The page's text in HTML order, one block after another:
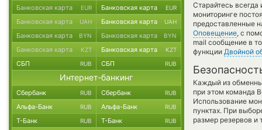
Старайтесь всегда
мониторинге
предоставленные
Оповещение, с
mail сообщение в
функции Двойной
Каждый из
при этом команда
Использование
пунктах. При
размер резервов и
Банковская карта EUR Банковская карта EUR
Банковская карта UAH Банковская карта UAH
Банковская карта BYN Банковская карта BYN
Банковская карта KZT Банковская карта KZT
СБП RUB СБП RUB
Интернет-банкинг
Сбербанк RUB Сбербанк RUB
Альфа-Банк RUB Альфа-Банк RUB
Т-Банк RUB Т-Банк RUB